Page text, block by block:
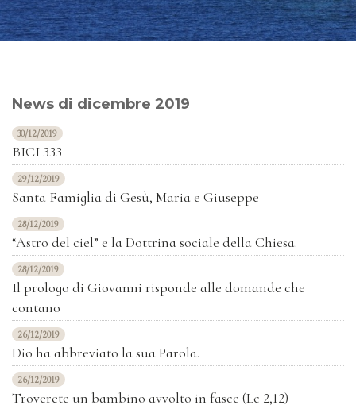
News di dicembre 2019
30/12/2019
BICI 333
29/12/2019
Santa Famiglia di Gesù, Maria e Giuseppe
28/12/2019
“Astro del ciel” e la Dottrina sociale della Chiesa.
28/12/2019
Il prologo di Giovanni risponde alle domande che
contano
26/12/2019
Dio ha abbreviato la sua Parola.
26/12/2019
Troverete un bambino avvolto in fasce (Lc 2,12)